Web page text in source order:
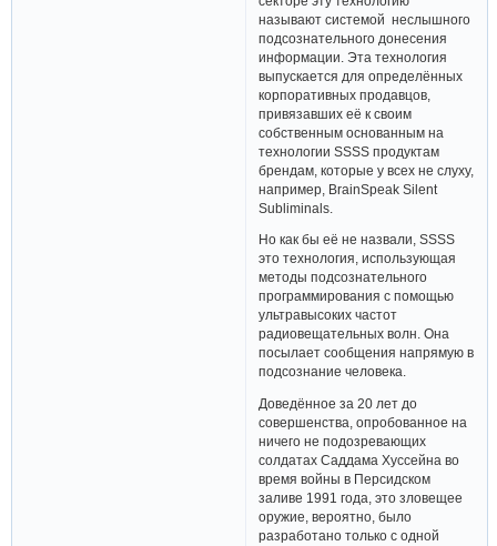
называют системой неслышного
подсознательного донесения
информации. Эта технология
выпускается для определённых
корпоративных продавцов,
привязавших её к своим
собственным основанным на
технологии SSSS продуктам
брендам, которые у всех не слуху,
например, BrainSpeak Silent
Subliminals.
Но как бы её не назвали, SSSS
это технология, использующая
методы подсознательного
программирования с помощью
ультравысоких частот
радиовещательных волн. Она
посылает сообщения напрямую в
подсознание человека.
Доведённое за 20 лет до
совершенства, опробованное на
ничего не подозревающих
солдатах Саддама Хуссейна во
время войны в Персидском
заливе 1991 года, это зловещее
оружие, вероятно, было
разработано только с одной